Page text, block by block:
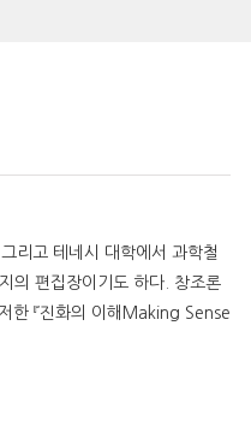
리고 테네시 대학에서 과학철
의 편집장이기도 하다. 창조론
한 『진화의 이해Making Sense